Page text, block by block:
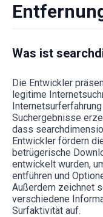
Was ist
Die Entwickler
legitime
Suchergebnisse
dass
Entwickler fördern
betrügerische
entwickelt wurden,
entführen und
Außerdem zeichnet
verschiedene
Surfaktivität auf.